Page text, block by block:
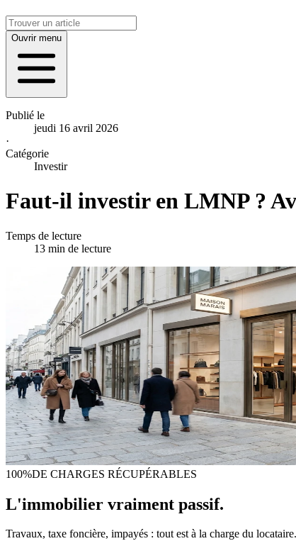
Ouvrir menu
Publié le
jeudi 16 avril 2026
·
Catégorie
Investir
Faut-il investir en LMNP ?
Temps de lecture
13 min de lecture
100%DE CHARGES RÉCUPÉRABLES
L'immobilier vraiment passif.
Travaux, taxe foncière, impayés : tout est à la charge du